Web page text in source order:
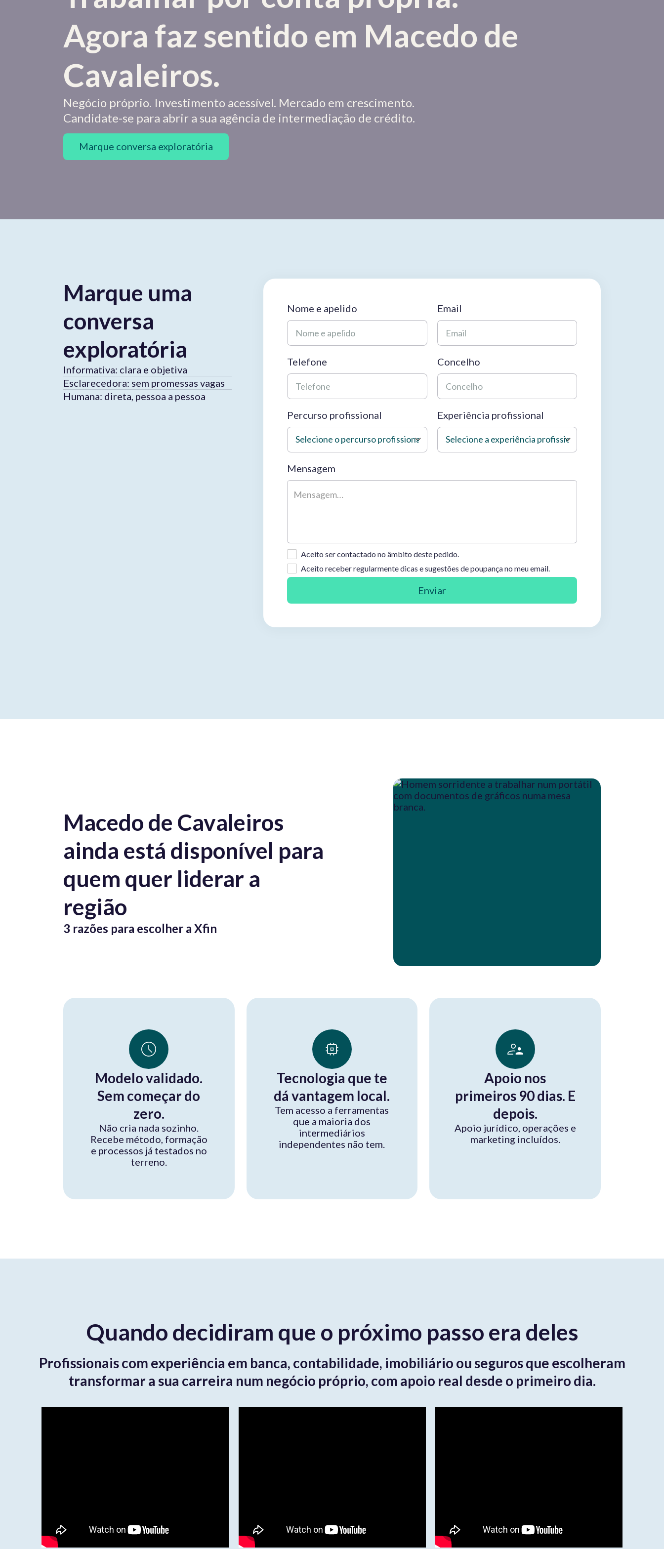
Agora faz sentido em Macedo de
Cavaleiros.
Negócio próprio. Investimento acessível. Mercado em crescimento.
Candidate-se para abrir a sua agência de intermediação de crédito.
Marque conversa exploratória
Marque uma
conversa
exploratória
Informativa: clara e objetiva
Esclarecedora: sem promessas vagas
Humana: direta, pessoa a pessoa
Nome e apelido Email
Telefone Concelho
Percurso profissional Experiência profissional
Mensagem
Aceito ser contactado no âmbito deste pedido.
Aceito receber regularmente dicas e sugestões de poupança no meu email.
Macedo de Cavaleiros
ainda está disponível para
quem quer liderar a
região
3 razões para escolher a Xfin
Modelo validado.
Sem começar do
zero.
Não cria nada sozinho.
Recebe método, formação
e processos já testados no
terreno.
Tecnologia que te
dá vantagem local.
Tem acesso a ferramentas
que a maioria dos
intermediários
independentes não tem.
Apoio nos
primeiros 90 dias. E
depois.
Apoio jurídico, operações e
marketing incluídos.
Quando decidiram que o próximo passo era deles
Profissionais com experiência em banca, contabilidade, imobiliário ou seguros que escolheram
transformar a sua carreira num negócio próprio, com apoio real desde o primeiro dia.